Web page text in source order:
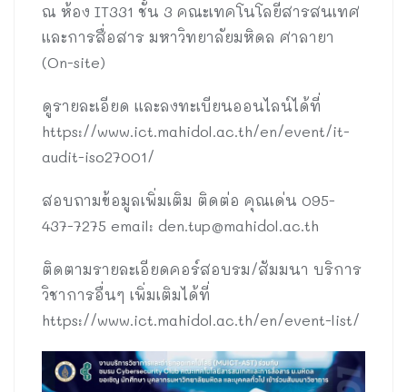
ณ ห้อง IT331 ชั้น 3 คณะเทคโนโลยีสารสนเทศ
และการสื่อสาร มหาวิทยาลัยมหิดล ศาลายา
(On-site)
ดูรายละเอียด และลงทะเบียนออนไลน์ได้ที่
https://www.ict.mahidol.ac.th/en/event/it-
audit-iso27001/
สอบถามข้อมูลเพิ่มเติม ติดต่อ คุณเด่น 095-
437-7275 email: den.tup@mahidol.ac.th
ติดตามรายละเอียดคอร์สอบรม/สัมมนา บริการ
วิชาการอื่นๆ เพิ่มเติมได้ที่
https://www.ict.mahidol.ac.th/en/event-list/